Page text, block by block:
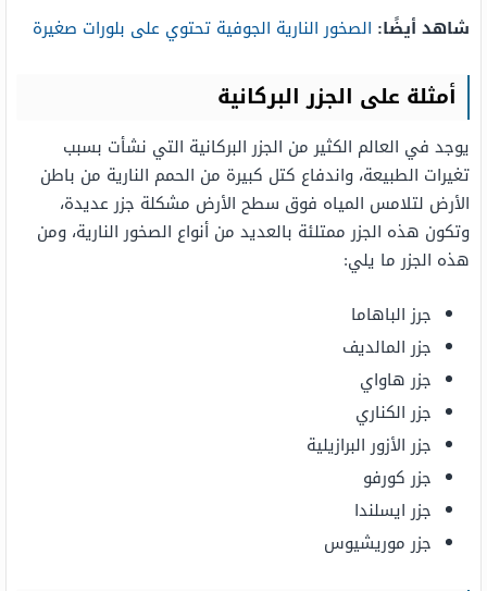
شاهد أيضًا: الصخور النارية الجوفية تحتوي على بلورات صغيرة
أمثلة على الجزر البركانية
يوجد في العالم الكثير من الجزر البركانية التي نشأت بسبب
تغيرات الطبيعة، واندفاع كتل كبيرة من الحمم النارية من باطن
الأرض لتلامس المياه فوق سطح الأرض مشكلة جزر عديدة،
وتكون هذه الجزر ممتلئة بالعديد من أنواع الصخور النارية، ومن
هذه الجزر ما يلي:
جرز الباهاما
جزر المالديف
جزر هاواي
جزر الكناري
جزر الأزور البرازيلية
جزر كورفو
جزر ايسلندا
جزر موريشيوس